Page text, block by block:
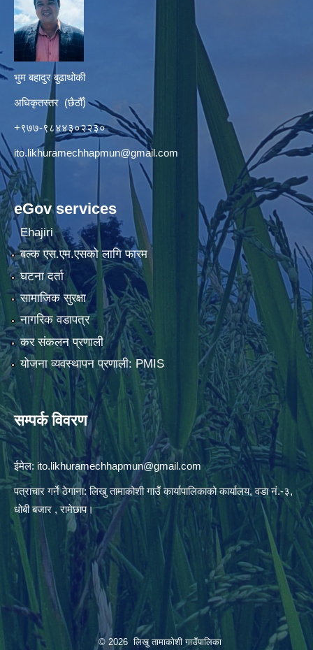
भुम बहादुर बुढाथोकी
अधिकृतस्तर (छैठौँ)
+९७७-९८४४३०२२३०
ito.likhuramechhapmun@gmail.com
eGov services
Ehajiri
बल्क एस.एम.एसको लागि फारम
घटना दर्ता
सामाजिक सुरक्षा
नागरिक वडापत्र
कर संकलन प्रणाली
योजना व्यवस्थापन प्रणाली: PMIS
सम्पर्क विवरण
ईमेल: ito.likhuramechhapmun@gmail.com
पत्राचार गर्ने ठेगाना: लिखु तामाकोशी गाउँ कार्यापालिकाको कार्यालय, वडा नं.-३,
धोबी बजार , रामेछाप।
© 2026 लिखु तामाकोशी गाउँपालिका